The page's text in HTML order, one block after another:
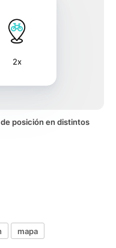
2x
posición en distintos
mapa